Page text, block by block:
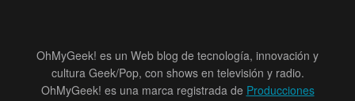
OhMyGeek! es un Web blog de tecnología, innovación y
cultura Geek/Pop, con shows en televisión y radio.
OhMyGeek! es una marca registrada de Producciones